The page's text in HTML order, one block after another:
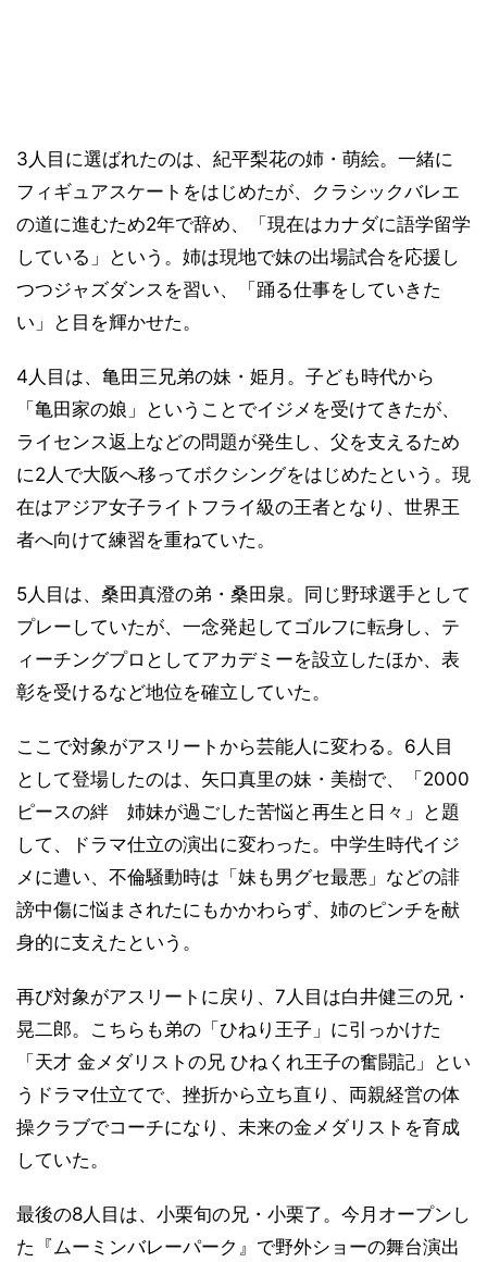
3人目に選ばれたのは、紀平梨花の姉・萌絵。一緒に
フィギュアスケートをはじめたが、クラシックバレエ
の道に進むため2年で辞め、「現在はカナダに語学留学
している」という。姉は現地で妹の出場試合を応援し
つつジャズダンスを習い、「踊る仕事をしていきた
い」と目を輝かせた。
4人目は、亀田三兄弟の妹・姫月。子ども時代から
「亀田家の娘」ということでイジメを受けてきたが、
ライセンス返上などの問題が発生し、父を支えるため
に2人で大阪へ移ってボクシングをはじめたという。現
在はアジア女子ライトフライ級の王者となり、世界王
者へ向けて練習を重ねていた。
5人目は、桑田真澄の弟・桑田泉。同じ野球選手として
プレーしていたが、一念発起してゴルフに転身し、テ
ィーチングプロとしてアカデミーを設立したほか、表
彰を受けるなど地位を確立していた。
ここで対象がアスリートから芸能人に変わる。6人目
として登場したのは、矢口真里の妹・美樹で、「2000
ピースの絆 姉妹が過ごした苦悩と再生と日々」と題
して、ドラマ仕立の演出に変わった。中学生時代イジ
メに遭い、不倫騒動時は「妹も男グセ最悪」などの誹
謗中傷に悩まされたにもかかわらず、姉のピンチを献
身的に支えたという。
再び対象がアスリートに戻り、7人目は白井健三の兄・
晃二郎。こちらも弟の「ひねり王子」に引っかけた
「天才 金メダリストの兄 ひねくれ王子の奮闘記」とい
うドラマ仕立てで、挫折から立ち直り、両親経営の体
操クラブでコーチになり、未来の金メダリストを育成
していた。
最後の8人目は、小栗旬の兄・小栗了。今月オープンし
た『ムーミンバレーパーク』で野外ショーの舞台演出